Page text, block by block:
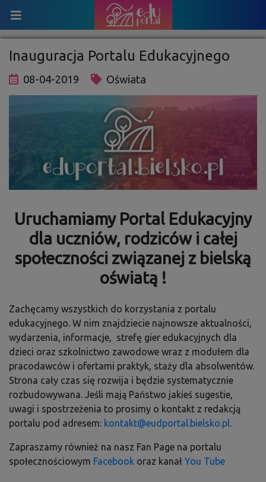
Inauguracja Portalu Edukacyjnego
08-04-2019 Oświata
Uruchamiamy Portal Edukacyjny
dla uczniów, rodziców i całej
społeczności związanej z bielską
oświatą !
Zachęcamy wszystkich do korzystania z portalu
edukacyjnego. W nim znajdziecie najnowsze aktualności,
wydarzenia, informacje, strefę gier edukacyjnych dla
dzieci oraz szkolnictwo zawodowe wraz z modułem dla
pracodawców i ofertami praktyk, staży dla absolwentów.
Strona cały czas się rozwija i będzie systematycznie
rozbudowywana. Jeśli mają Państwo jakieś sugestie,
uwagi i spostrzeżenia to prosimy o kontakt z redakcją
portalu pod adresem: kontakt@eudportal.bielsko.pl.
Zapraszamy również na nasz Fan Page na portalu
społecznościowym Facebook oraz kanał You Tube